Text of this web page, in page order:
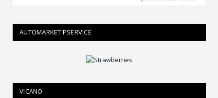
AUTOMARKET PSERVICE
VICANO